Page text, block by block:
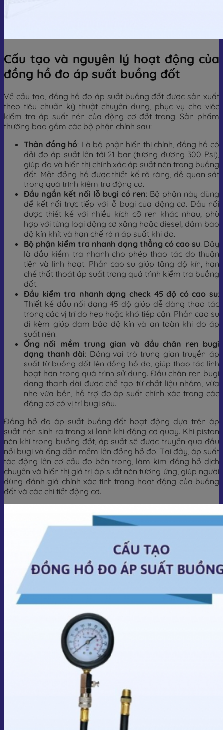
Cấu tạo và nguyên lý hoạt động của
đồng hồ đo áp suất buồng đốt
Về cấu tạo, đồng hồ đo áp suất buồng đốt được sản xuất
theo tiêu chuẩn kỹ thuật chuyên dụng, phục vụ cho việc
kiểm tra áp suất nén của động cơ đốt trong. Sản phẩm
thường bao gồm các bộ phận chính sau:
Thân đồng hồ: Là bộ phận hiển thị chính, đồng hồ có
dải đo áp suất lên tới 21 bar (tương đương 300 Psi),
giúp đo và hiển thị chính xác áp suất nén trong buồng
đốt. Mặt đồng hồ được thiết kế rõ ràng, dễ quan sát
trong quá trình kiểm tra động cơ.
Đầu ngắn kết nối lỗ bugi có ren: Bộ phận này dùng
để kết nối trực tiếp với lỗ bugi của động cơ. Đầu nối
được thiết kế với nhiều kích cỡ ren khác nhau, phù
hợp với từng loại động cơ xăng hoặc diesel, đảm bảo
độ kín khít và hạn chế rò rỉ áp suất khi đo.
Bộ phận kiểm tra nhanh dạng thẳng có cao su: Đây
là đầu kiểm tra nhanh cho phép thao tác đo thuận
tiện và linh hoạt. Phần cao su giúp tăng độ kín, hạn
chế thất thoát áp suất trong quá trình kiểm tra buồng
đốt.
Đầu kiểm tra nhanh dạng check 45 độ có cao su:
Thiết kế đầu nối dạng 45 độ giúp dễ dàng thao tác
trong các vị trí đo hẹp hoặc khó tiếp cận. Phần cao su
đi kèm giúp đảm bảo độ kín và an toàn khi đo áp
suất nén.
Ống nối mềm trung gian và đầu chân ren bugi
dạng thanh dài: Đóng vai trò trung gian truyền áp
suất từ buồng đốt lên đồng hồ đo, giúp thao tác linh
hoạt hơn trong quá trình sử dụng. Đầu chân ren bugi
dạng thanh dài được chế tạo từ chất liệu nhôm, vừa
nhẹ vừa bền, hỗ trợ đo áp suất chính xác trong các
động cơ có vị trí bugi sâu.
Đồng hồ đo áp suất buồng đốt hoạt động dựa trên áp
suất nén sinh ra trong xi lanh khi động cơ quay. Khi piston
nén khí trong buồng đốt, áp suất sẽ được truyền qua đầu
nối bugi và ống dẫn mềm lên đồng hồ đo. Tại đây, áp suất
tác động lên cơ cấu đo bên trong, làm kim đồng hồ dịch
chuyển và hiển thị giá trị áp suất nén tương ứng, giúp người
dùng đánh giá chính xác tình trạng hoạt động của buồng
đốt và các chi tiết động cơ.